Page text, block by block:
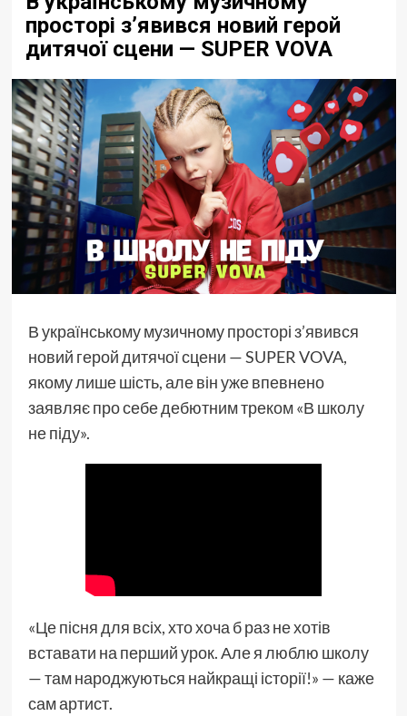
просторі з’явився новий герой
дитячої сцени — SUPER VOVA
В українському музичному просторі з’явився
новий герой дитячої сцени — SUPER VOVA,
якому лише шість, але він уже впевнено
заявляє про себе дебютним треком «В школу
не піду».
«Це пісня для всіх, хто хоча б раз не хотів
вставати на перший урок. Але я люблю школу
— там народжуються найкращі історії!» — каже
сам артист.